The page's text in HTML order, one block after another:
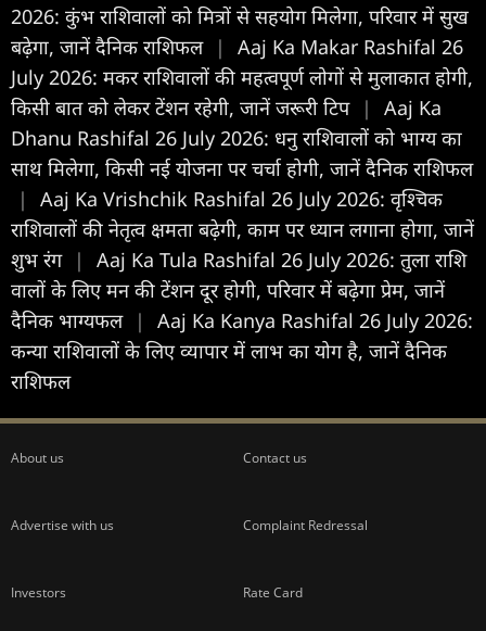
2026: कुंभ राशिवालों को मित्रों से सहयोग मिलेगा, परिवार में सुख
बढ़ेगा, जानें दैनिक राशिफल |
Aaj Ka Makar Rashifal 26
July 2026: मकर राशिवालों की महत्वपूर्ण लोगों से मुलाकात होगी,
किसी बात को लेकर टेंशन रहेगी, जानें जरूरी टिप |
Aaj Ka
Dhanu Rashifal 26 July 2026: धनु राशिवालों को भाग्य का
साथ मिलेगा, किसी नई योजना पर चर्चा होगी, जानें दैनिक राशिफल
|
Aaj Ka Vrishchik Rashifal 26 July 2026: वृश्चिक
राशिवालों की नेतृत्व क्षमता बढ़ेगी, काम पर ध्यान लगाना होगा, जानें
शुभ रंग |
Aaj Ka Tula Rashifal 26 July 2026: तुला राशि
वालों के लिए मन की टेंशन दूर होगी, परिवार में बढ़ेगा प्रेम, जानें
दैनिक भाग्यफल |
Aaj Ka Kanya Rashifal 26 July 2026:
कन्या राशिवालों के लिए व्यापार में लाभ का योग है, जानें दैनिक
राशिफल
About us Contact us
Advertise with us Complaint Redressal
Investors Rate Card